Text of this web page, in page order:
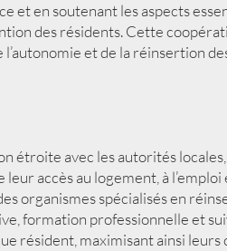
et en soutenant les aspects
des résidents. Cette
et de la réinsertion
étroite avec les autorités
accès au logement, à
organismes spécialisés en
formation professionnelle et
résident, maximisant ainsi